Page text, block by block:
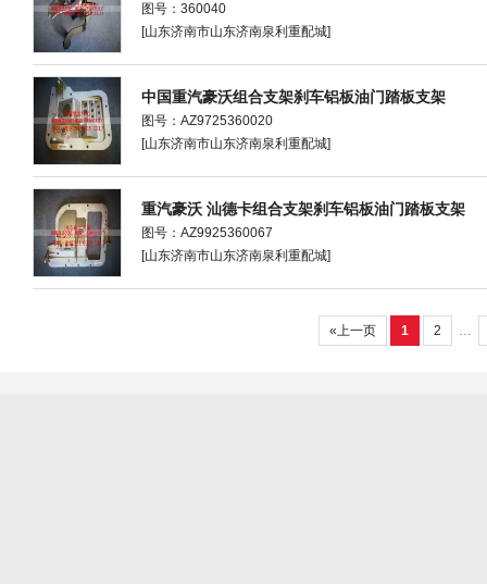
图号：360040
[山东济南市山东济南泉利重配城]
中国重汽豪沃组合支架刹车铝板油门踏板支架
图号：AZ9725360020
[山东济南市山东济南泉利重配城]
重汽豪沃 汕德卡组合支架刹车铝板油门踏板支架
图号：AZ9925360067
[山东济南市山东济南泉利重配城]
«上一页 1 2 …